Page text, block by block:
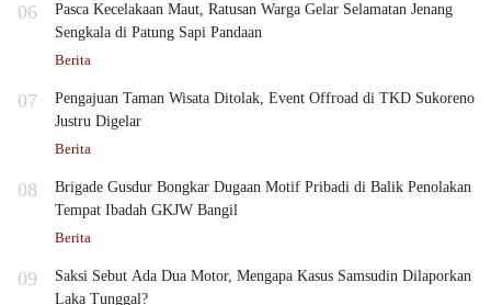
06
Pasca Kecelakaan Maut, Ratusan Warga Gelar Selamatan Jenang
Sengkala di Patung Sapi Pandaan
Berita
07
Pengajuan Taman Wisata Ditolak, Event Offroad di TKD Sukoreno
Justru Digelar
Berita
08
Brigade Gusdur Bongkar Dugaan Motif Pribadi di Balik Penolakan
Tempat Ibadah GKJW Bangil
Berita
09
Saksi Sebut Ada Dua Motor, Mengapa Kasus Samsudin Dilaporkan
Laka Tunggal?